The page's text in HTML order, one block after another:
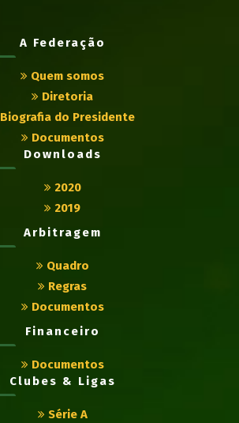
A Federação
Quem somos
Diretoria
Biografia do Presidente
Documentos
Downloads
2020
2019
Arbitragem
Quadro
Regras
Documentos
Financeiro
Documentos
Clubes & Ligas
Série A